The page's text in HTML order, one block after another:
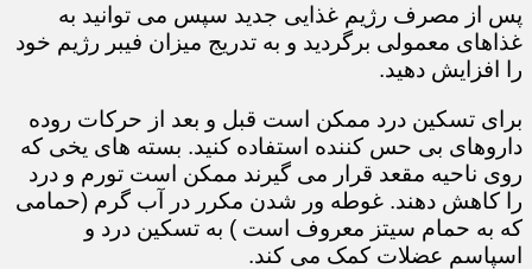
پس از مصرف رژیم غذایی جدید سپس می توانید به
غذاهای معمولی برگردید و به تدریج میزان فیبر رژیم خود
را افزایش دهید.
برای تسکین درد ممکن است قبل و بعد از حرکات روده
داروهای بی حس کننده استفاده کنید. بسته های یخی که
روی ناحیه مقعد قرار می گیرند ممکن است تورم و درد
را کاهش دهند. غوطه ور شدن مکرر در آب گرم (حمامی
که به حمام سیتز معروف است ) به تسکین درد و
اسپاسم عضلات کمک می کند.